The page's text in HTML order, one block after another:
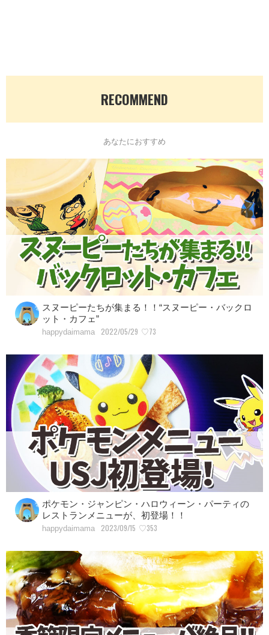
RECOMMEND
あなたにおすすめ
スヌーピーたちが集まる！！“スヌーピー・バックロ
ット・カフェ”
happydaimama 2022/05/29 ♡73
ポケモン・ジャンピン・ハロウィーン・パーティの
レストランメニューが、初登場！！
happydaimama 2023/09/15 ♡353